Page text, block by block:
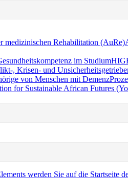
medizinischen Rehabilitation (AuRe)
im Studium
, Krisen- und
von Menschen mit Demenz
for Sustainable African Futures